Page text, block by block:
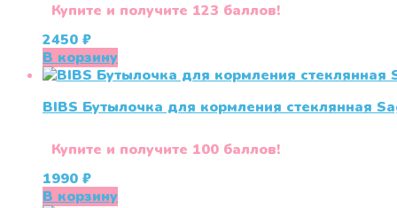
Купите и получите 123 баллов!
2450 ₽
В корзину
BIBS Бутылочка для кормления стеклянная
Купите и получите 100 баллов!
1990 ₽
В корзину